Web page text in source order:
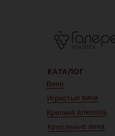
КАТАЛОГ
Вино
Игристые вина
Крепкий алкоголь
Крепленые вина